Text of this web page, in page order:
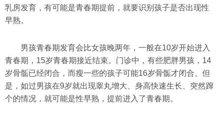
乳房发育，有可能是青春期提前，就要识别孩子是否出现性
早熟。
男孩青春期发育会比女孩晚两年，一般在10岁开始进入
青春期，15岁青春期接近结束。门诊中，有些肥胖男孩，14
岁骨骺已经闭合，而瘦一些的孩子可能16岁骨骺才闭合。但
是，如过男孩在9岁就出现睾丸增大、身高快速生长、突然蹿
个的情况，就可能是性早熟，提前进入了青春期。